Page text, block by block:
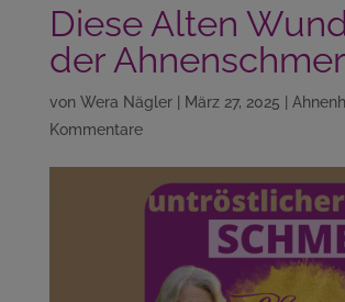
Diese Alten
der
von Wera Nägler| März 27, 2025
Kommentare